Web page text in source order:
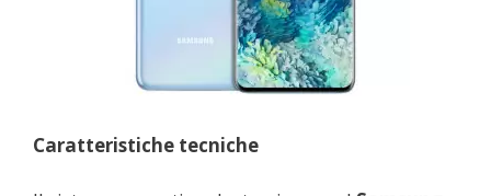
Caratteristiche tecniche